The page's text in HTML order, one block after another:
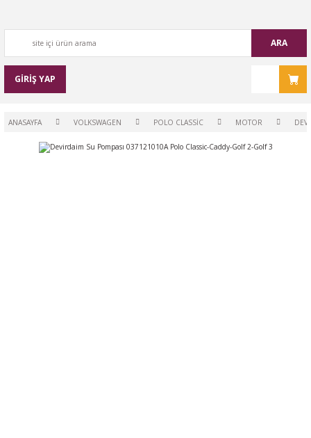
ARA
GİRİŞ YAP
ANASAYFA VOLKSWAGEN POLO CLASSİC MOTOR